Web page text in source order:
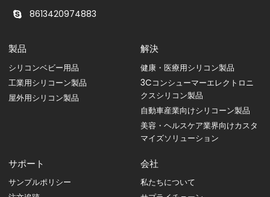
8613420974883
製品
シリコンベビー用品
工業用シリコーン製品
屋外用シリコン製品
解決
健康・医療用シリコン製品
3Cコンシューマーエレクトロニ
クスシリコン製品
自動車産業向けシリコーン製品
美容・ヘルスケア業界向けカスタ
マイズソリューション
サポート
サンプルポリシー
会社
私たちについて